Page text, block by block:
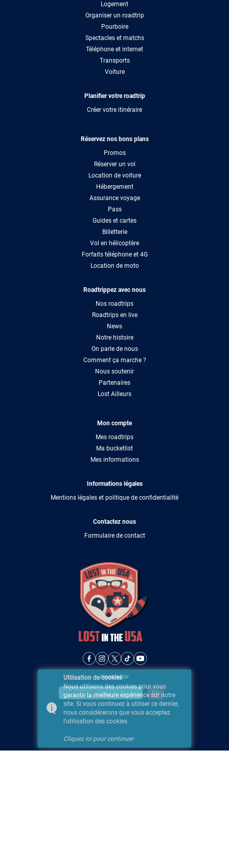
Logement
Organiser un roadtrip
Pourboire
Spectacles et matchs
Téléphone et internet
Transports
Voiture
Planifier votre roadtrip
Créer votre itinéraire
Réservez nos bons plans
Promos
Réserver un vol
Location de voiture
Hébergement
Assurance voyage
Pass
Guides et cartes
Billetterie
Vol en hélicoptère
Forfaits téléphone et 4G
Location de moto
Roadtrippez avec nous
Nos roadtrips
Roadtrips en live
News
Notre histoire
On parle de nous
Comment ça marche ?
Nous soutenir
Partenaires
Lost Ailleurs
Mon compte
Mes roadtrips
Ma bucketlist
Mes informations
Informations légales
Mentions légales et politique de confidentialité
Contactez nous
Formulaire de contact
Newsletter
Utilisation de cookies
Nous utilisons des cookies pour vous
garantir la meilleure expérience sur notre
site. Si vous continuez à utiliser ce dernier,
nous considérerons que vous acceptez
l'utilisation des cookies.
Cliquez ici pour continuer